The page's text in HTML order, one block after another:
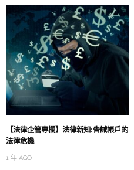
【法律企管專欄】法律新知:告誡帳戶的
法律危機
1 年 AGO